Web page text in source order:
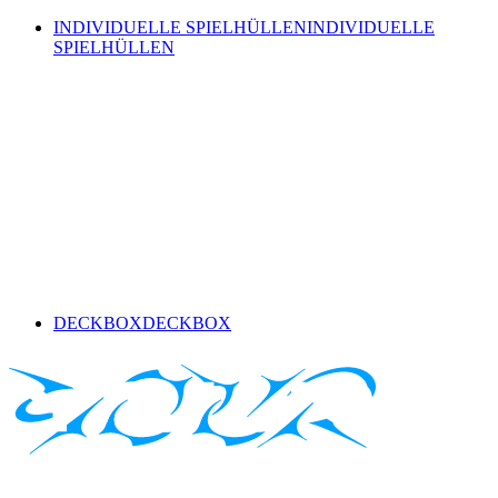
INDIVIDUELLE SPIELHÜLLENINDIVIDUELLE
SPIELHÜLLEN
DECKBOXDECKBOX